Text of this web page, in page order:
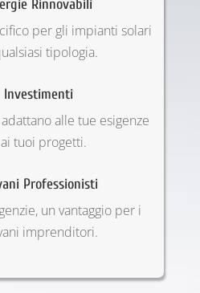
Rinnovabili
per gli impianti solari
tipologia.
Investimenti
alle tue esigenze
tuoi progetti.
Professionisti
un vantaggio per i
imprenditori.